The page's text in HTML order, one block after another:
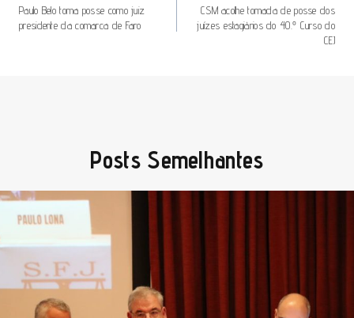
Paulo Belo toma posse como juiz
presidente da comarca de Faro
CSM acolhe tomada de posse dos
juízes estagiários do 40.º Curso do
CEJ
Posts Semelhantes